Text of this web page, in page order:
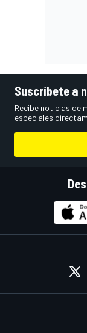
Suscríbete a
Recibe noticias de
especiales